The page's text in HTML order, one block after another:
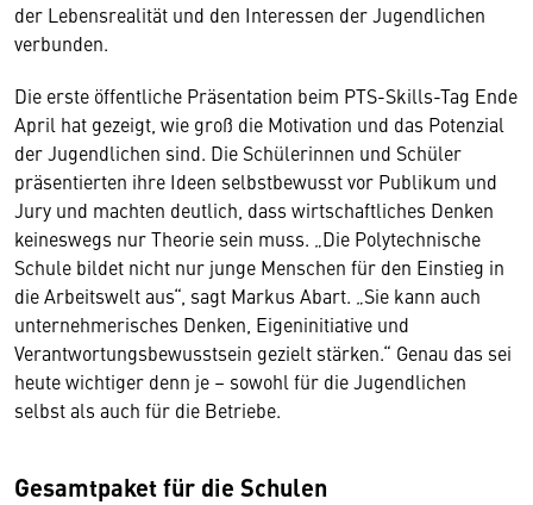
der Lebensrealität und den Interessen der Jugendlichen
verbunden.
Die erste öffentliche Präsentation beim PTS-Skills-Tag Ende
April hat gezeigt, wie groß die Motivation und das Potenzial
der Jugendlichen sind. Die Schülerinnen und Schüler
präsentierten ihre Ideen selbstbewusst vor Publikum und
Jury und machten deutlich, dass wirtschaftliches Denken
keineswegs nur Theorie sein muss. „Die Polytechnische
Schule bildet nicht nur junge Menschen für den Einstieg in
die Arbeitswelt aus“, sagt Markus Abart. „Sie kann auch
unternehmerisches Denken, Eigeninitiative und
Verantwortungsbewusstsein gezielt stärken.“ Genau das sei
heute wichtiger denn je – sowohl für die Jugendlichen
selbst als auch für die Betriebe.
Gesamtpaket für die Schulen